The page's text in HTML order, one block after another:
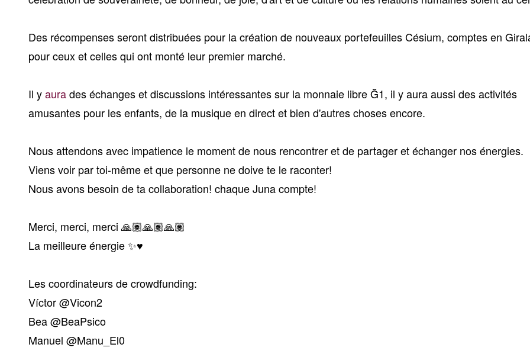
Des récompenses seront distribuées pour la création de nouveaux portefeuilles Césium, comptes en
pour ceux et celles qui ont monté leur premier marché.
Il yaurades échanges et discussions intéressantes sur la monnaie libre Ğ1, il y aura aussi des activités
amusantes pour les enfants, de la musique en direct et bien d'autres choses encore.
Nous attendons avec impatience le moment de nous rencontrer et de partager et échanger nos énergies.
Viens voir par toi-même et que personne ne doive te le raconter!
Nous avons besoin de ta collaboration! chaque Juna compte!
Merci, merci, merci 🙏🏽🙏🏽🙏🏽
La meilleure énergie ✨♥️
Les coordinateurs de crowdfunding:
Víctor @Vicon2
Bea @BeaPsico
Manuel @Manu_El0